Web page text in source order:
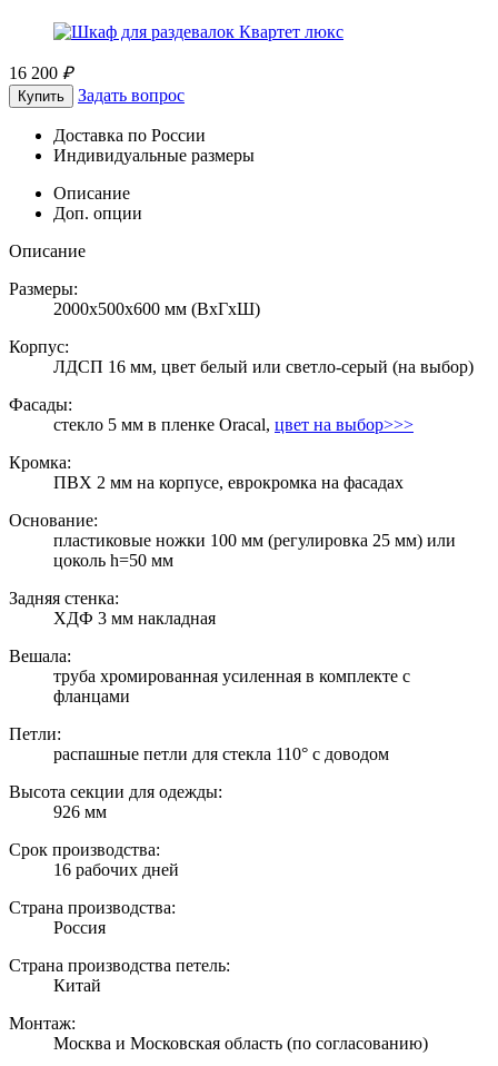
16 200 ₽
Купить Задать вопрос
Доставка по России
Индивидуальные размеры
Описание
Доп. опции
Описание
Размеры:
2000х500х600 мм (ВхГхШ)
Корпус:
ЛДСП 16 мм, цвет белый или светло-серый (на выбор)
Фасады:
стекло 5 мм в пленке Oracal, цвет на выбор>>>
Кромка:
ПВХ 2 мм на корпусе, еврокромка на фасадах
Основание:
пластиковые ножки 100 мм (регулировка 25 мм) или
цоколь h=50 мм
Задняя стенка:
ХДФ 3 мм накладная
Вешала:
труба хромированная усиленная в комплекте с
фланцами
Петли:
распашные петли для стекла 110° с доводом
Высота секции для одежды:
926 мм
Срок производства:
16 рабочих дней
Страна производства:
Россия
Страна производства петель:
Китай
Монтаж:
Москва и Московская область (по согласованию)